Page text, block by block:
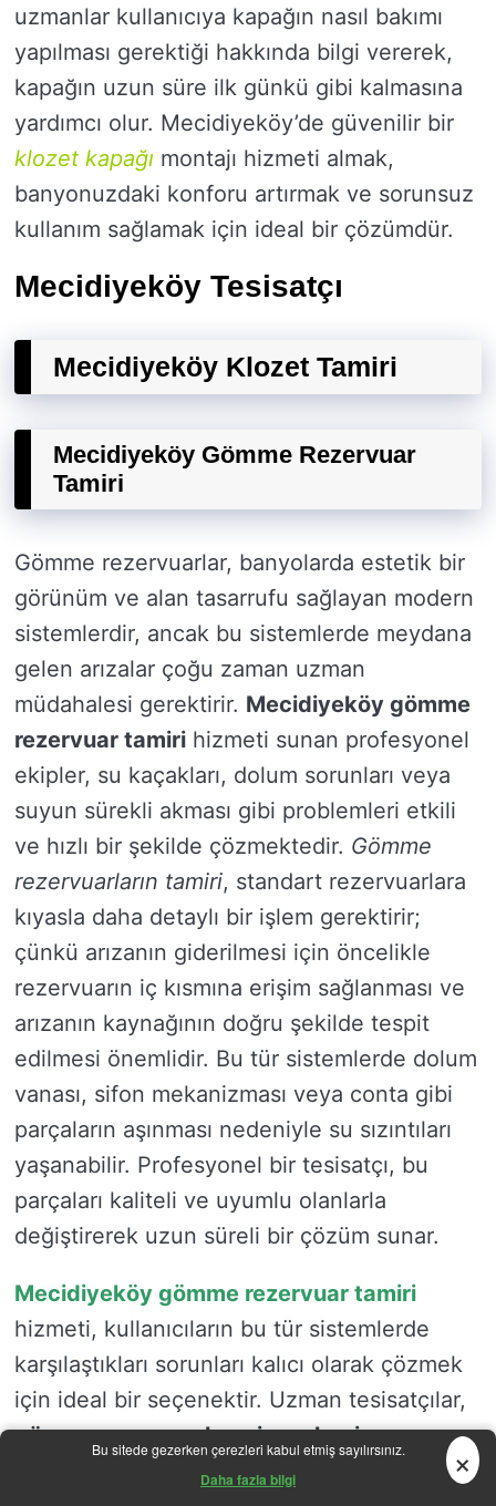
uzmanlar kullanıcıya kapağın nasıl bakımı
yapılması gerektiği hakkında bilgi vererek,
kapağın uzun süre ilk günkü gibi kalmasına
yardımcı olur. Mecidiyeköy’de güvenilir bir
klozet kapağı montajı hizmeti almak,
banyonuzdaki konforu artırmak ve sorunsuz
kullanım sağlamak için ideal bir çözümdür.
Mecidiyeköy Tesisatçı
Mecidiyeköy Klozet Tamiri
Mecidiyeköy Gömme Rezervuar
Tamiri
Gömme rezervuarlar, banyolarda estetik bir
görünüm ve alan tasarrufu sağlayan modern
sistemlerdir, ancak bu sistemlerde meydana
gelen arızalar çoğu zaman uzman
müdahalesi gerektirir. Mecidiyeköy gömme
rezervuar tamiri hizmeti sunan profesyonel
ekipler, su kaçakları, dolum sorunları veya
suyun sürekli akması gibi problemleri etkili
ve hızlı bir şekilde çözmektedir. Gömme
rezervuarların tamiri, standart rezervuarlara
kıyasla daha detaylı bir işlem gerektirir;
çünkü arızanın giderilmesi için öncelikle
rezervuarın iç kısmına erişim sağlanması ve
arızanın kaynağının doğru şekilde tespit
edilmesi önemlidir. Bu tür sistemlerde dolum
vanası, sifon mekanizması veya conta gibi
parçaların aşınması nedeniyle su sızıntıları
yaşanabilir. Profesyonel bir tesisatçı, bu
parçaları kaliteli ve uyumlu olanlarla
değiştirerek uzun süreli bir çözüm sunar.
Mecidiyeköy gömme rezervuar tamiri
hizmeti, kullanıcıların bu tür sistemlerde
karşılaştıkları sorunları kalıcı olarak çözmek
için ideal bir seçenektir. Uzman tesisatçılar,
gömme rezervuarların iç mekanizmasını
su akışını etkileyen sorunları
Bu sitede gezerken çerezleri kabul etmiş sayılırsınız.
Daha fazla bilgi ×